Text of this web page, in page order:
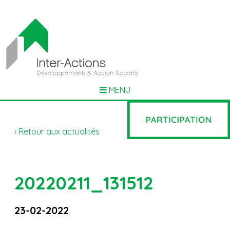
MENU
‹ Retour aux actualités
20220211_131512
23-02-2022